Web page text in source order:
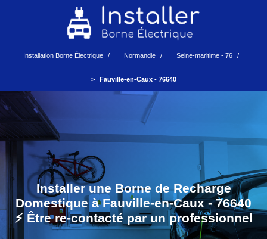
Installation Borne Électrique Normandie Seine-maritime - 76
Fauville-en-Caux - 76640
Installer une Borne de Recharge
Domestique à Fauville-en-Caux - 76640
⚡️ Être re-contacté par un professionnel